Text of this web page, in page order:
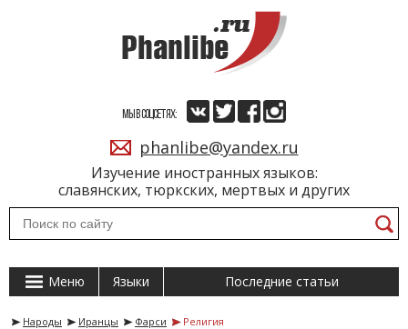
Изучение иностранных языков:
славянских, тюркских, мертвых и других
МЫ В СОЦСЕТЯХ:
phanlibe@yandex.ru
Меню Языки Последние статьи
Народы Иранцы Фарси Религия